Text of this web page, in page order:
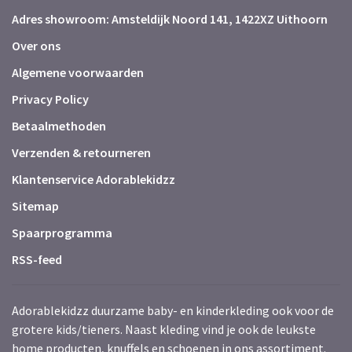
Adres showroom: Amsteldijk Noord 141, 1422XZ Uithoorn
Over ons
Algemene voorwaarden
Privacy Policy
Betaalmethoden
Verzenden & retourneren
Klantenservice Adorablekidzz
Sitemap
Spaarprogramma
RSS-feed
Adorablekidzz duurzame baby- en kinderkleding ook voor de
grotere kids/tieners. Naast kleding vind je ook de leukste
home producten, knuffels en schoenen in ons assortiment.